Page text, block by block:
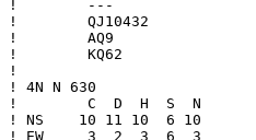
!        ---
!        QJ10432
!        AQ9
!        KQ62
!
! 4N N 630
!        C  D  H  S  N
! NS    10 11 10  6 10
! EW     3  2  3  6  3